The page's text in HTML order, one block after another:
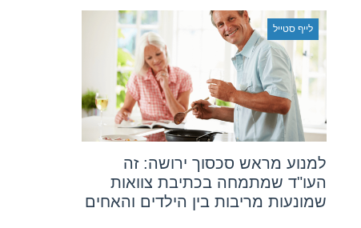
לייף סטייל
למנוע מראש סכסוך ירושה: זה
העו"ד שמתמחה בכתיבת צוואות
שמונעות מריבות בין הילדים והאחים